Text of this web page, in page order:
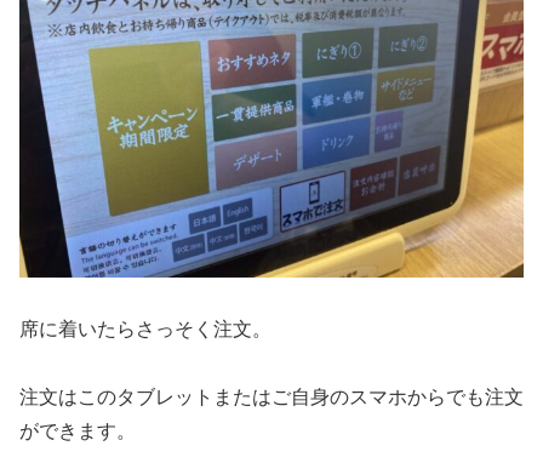
席に着いたらさっそく注文。
注文はこのタブレットまたはご自身のスマホからでも注文
ができます。